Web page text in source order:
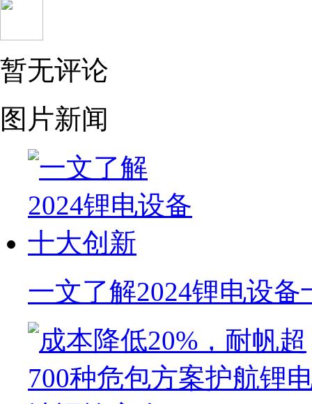
暂无评论
图片新闻
一文了解2024锂电设备